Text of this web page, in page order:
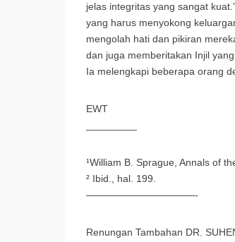
jelas integritas yang sangat
yang harus menyokong
mengolah hati dan pikiran
dan juga memberitakan Injil
Ia melengkapi beberapa orang
EWT
¹William B. Sprague, Annals of
² Ibid., hal. 199.
———————————-
Renungan Tambahan DR.